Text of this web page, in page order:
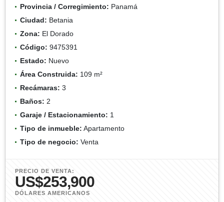
Provincia / Corregimiento: Panamá
Ciudad: Betania
Zona: El Dorado
Código: 9475391
Estado: Nuevo
Área Construida: 109 m²
Recámaras: 3
Baños: 2
Garaje / Estacionamiento: 1
Tipo de inmueble: Apartamento
Tipo de negocio: Venta
PRECIO DE VENTA:
US$253,900
DÓLARES AMERICANOS